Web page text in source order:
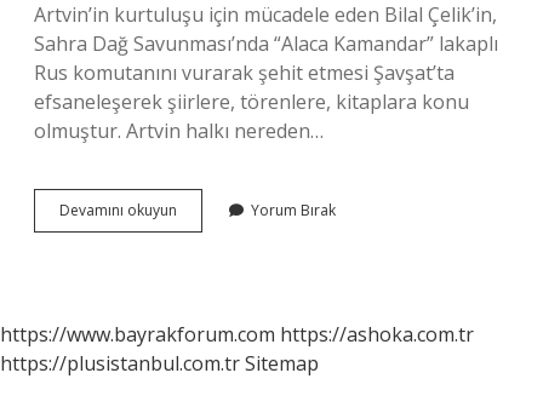
Artvin’in kurtuluşu için mücadele eden Bilal Çelik’in,
Sahra Dağ Savunması’nda “Alaca Kamandar” lakaplı
Rus komutanını vurarak şehit etmesi Şavşat’ta
efsaneleşerek şiirlere, törenlere, kitaplara konu
olmuştur. Artvin halkı nereden…
Devamını okuyun
Kimler
Yorum Bırak
https://www.bayrakforum.com https://ashoka.com.tr
https://plusistanbul.com.trSitemap